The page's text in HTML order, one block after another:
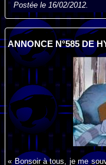
Postée le 16/02/2012.
ANNONCE N°585 DE
« Bonsoir à tous, je me